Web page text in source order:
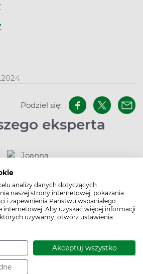
analizy danych dotyczących
naszej strony internetowej, pokazania
i zapewnienia Państwu wspaniałego
internetowej. Aby uzyskać więcej informacji
używamy, otwórz ustawienia.
Akceptuj wszystko
Podziel się:
eksperta
Mazurek
w Lublinie. Interesuje
wewnętrznymi oraz
leczenia związanymi z